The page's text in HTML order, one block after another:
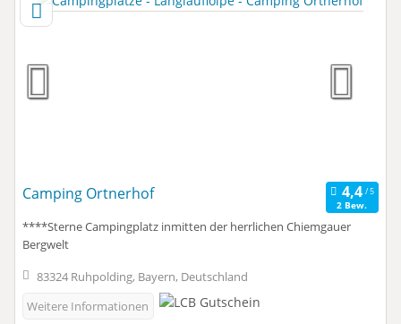
Camping Ortnerhof
2 Bew.
****Sterne Campingplatz inmitten der herrlichen Chiemgauer
Bergwelt
83324 Ruhpolding, Bayern, Deutschland
Weitere Informationen